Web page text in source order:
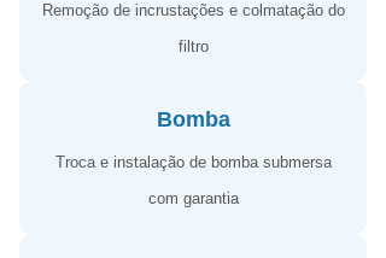
Remoção de incrustações e colmatação do
filtro
Bomba
Troca e instalação de bomba submersa
com garantia